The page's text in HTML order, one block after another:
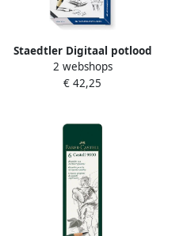
Staedtler Digitaal potlood
Noris digital Jumbo
2 webshops
€ 42,25